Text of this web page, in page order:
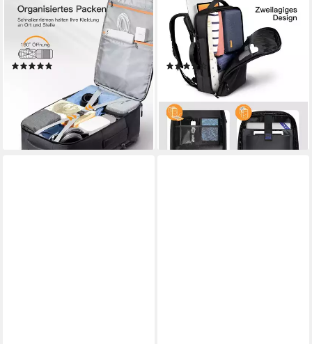
INATECK
Reiserucksack 38-46L
erweiterbarer Handgepäck
Rucksack, wasserdicht
139,99 €
lieferbar - in 4-5 Werktagen bei dir
INATECK
Reiserucksack 40L
Supergroßer Handgepäck
Rucksack Herren Damen
(57)
65,99 € UVP129,99 €
lieferbar - in 4-5 Werktagen bei dir